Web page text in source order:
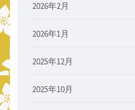
2026年2月
2026年1月
2025年12月
2025年10月